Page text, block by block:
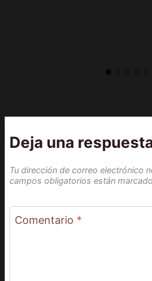
Deja una
Tu dirección de correo electrónico
campos obligatorios están
Comentario *